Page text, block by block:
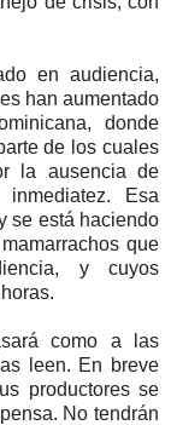
en audiencia,
han aumentado
donde
de los cuales
la ausencia de
Esa
se está haciendo
que
y cuyos
como a las
leen. En breve
productores se
No tendrán